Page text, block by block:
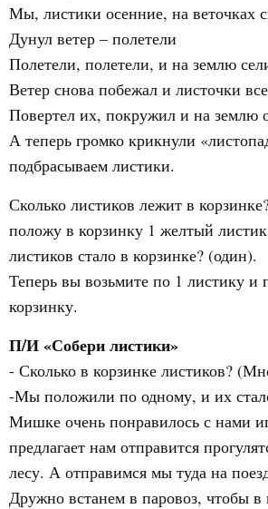
Мы, листики осенние, на веточках
Дунул ветер – полетели
Полетели, полетели, и на землю
Ветер снова побежал и листочки
Повертел их, покружил и на землю
А теперь громко крикнули
подбрасываем листики.
Сколько листиков лежит в
положу в корзинку 1 желтый
листиков стало в корзинке? (один).
Теперь вы возьмите по 1 листику и
корзинку.
П/И «Собери листики»
- Сколько в корзинке листиков?
-Мы положили по одному, и их
Мишке очень понравилось с нами
предлагает нам отправится
лесу. А отправимся мы туда на
Дружно встанем в паровоз, чтобы в